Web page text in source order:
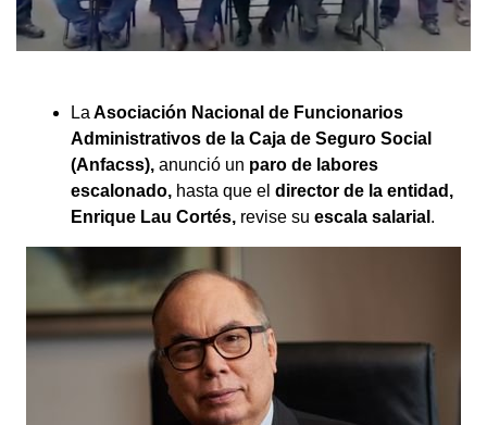
La Asociación Nacional de Funcionarios
Administrativos de la Caja de Seguro Social
(Anfacss), anunció un paro de labores
escalonado, hasta que el director de la entidad,
Enrique Lau Cortés, revise su escala salarial .